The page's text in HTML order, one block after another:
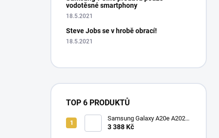
vodotěsné smartphony
18.5.2021
Steve Jobs se v hrobě obrací!
18.5.2021
TOP 6 PRODUKTŮ
Samsung Galaxy A20e A202F
Dual SIM
3 388 Kč